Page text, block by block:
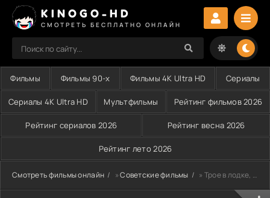
KINOGO-HD
СМОТРЕТЬ БЕСПЛАТНО ОНЛАЙН
Фильмы Фильмы 90-х Фильмы 4K Ultra HD Сериалы
Сериалы 4K Ultra HD Мультфильмы Рейтинг фильмов 2026
Рейтинг сериалов 2026 Рейтинг весна 2026
Рейтинг лето 2026
Смотреть фильмы онлайн »Советские фильмы » Трое в лодке, не считая собаки (1979)